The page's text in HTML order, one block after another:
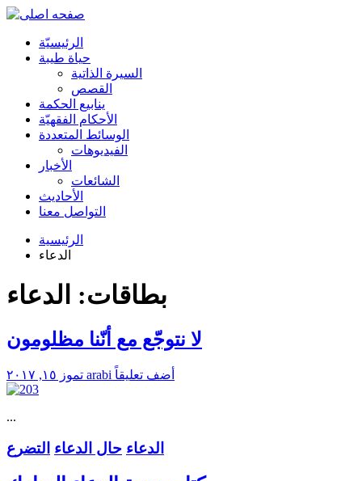
الرئیسیّة
حياة طيبة
السيرة الذاتية
القصص
ينابيع الحكمة
الأحکام الفقهیّة
الوسائط المتعددة
الفیدیوهات
الأخبار
الشائعات
الأحادیث
التواصل معنا
الرئيسية
الدعاء
بطاقات: الدعاء
لا نتوجّع مع أنّنا مظلومون
arabi أضف تعليقاً
...
الدعاء حال الدعاء التضرع